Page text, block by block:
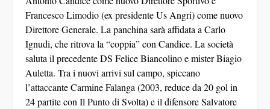
Francesco Limodio(ex presidente Us Angri) come nuovo
Direttore Generale. La panchina sarà affidata aCarlo
Ignudi, che ritrova la “coppia” con Candice. La società
saluta il precedente DS Felice Biancolino e mister Biagio
Auletta. Tra i nuovi arrivi sul campo, spiccano
l’attaccanteCarmine Falanga(2003, reduce da 20 gol in
24 partite con Il Punto di Svolta) e il difensoreSalvatore